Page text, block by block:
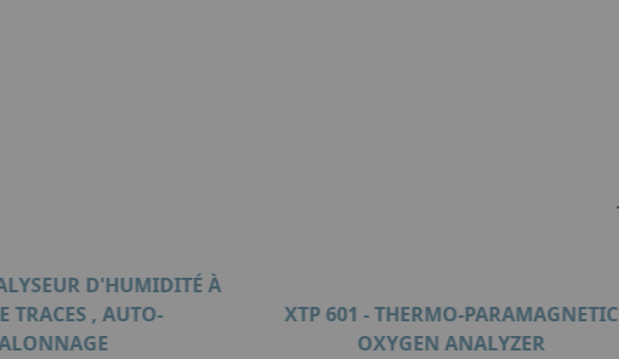
D'HUMIDITÉ À
TRACES , AUTO-
XTP 601 - THERMO-PARAMAGNETIC
OXYGEN ANALYZER